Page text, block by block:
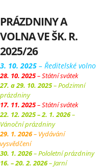
PRÁZDNINY A
VOLNA VE ŠK. R.
2025/26
3. 10. 2025 – Ředitelské volno
28. 10. 2025– Státní svátek
27. a 29. 10. 2025– Podzimní
prázdniny
17. 11. 2025– Státní svátek
22. 12. 2025 – 2. 1. 2026–
Vánoční prázdniny
29. 1. 2026– Vydávání
vysvědčení
30. 1. 2026– Pololetní prázdniny
16. – 20. 2. 2026– Jarní